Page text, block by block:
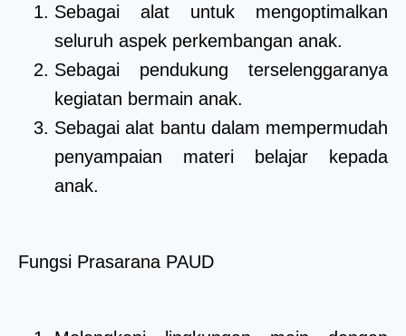
Sebagai alat untuk mengoptimalkan
seluruh aspek perkembangan anak.
Sebagai pendukung terselenggaranya
kegiatan bermain anak.
Sebagai alat bantu dalam mempermudah
penyampaian materi belajar kepada
anak.
Fungsi Prasarana PAUD